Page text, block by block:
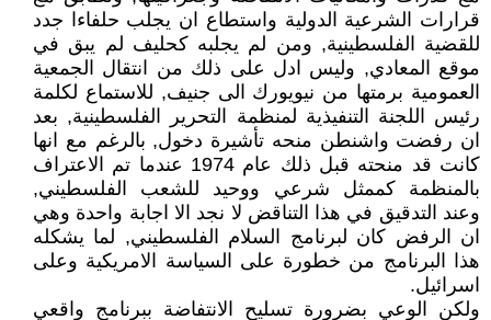
قرارات الشرعية الدولية واستطاع ان يجلب حلفاءا جدد
للقضية الفلسطينية, ومن لم يجلبه كحليف لم يبق في
موقع المعادي, وليس ادل على ذلك من انتقال الجمعية
العمومية برمتها من نيويورك الى جنيف, للاستماع لكلمة
رئيس اللجنة التنفيذية لمنظمة التحرير الفلسطينية, بعد
ان رفضت واشنطن منحه تأشيرة دخول, بالرغم مع انها
كانت قد منحته قبل ذلك عام 1974 عندما تم الاعتراف
بالمنظمة كممثل شرعي ووحيد للشعب الفلسطيني,
وعند التدقيق في هذا التناقض لا نجد الا اجابة واحدة وهي
ان الرفض كان لبرنامج السلام الفلسطيني, لما يشكله
هذا البرنامج من خطورة على السياسة الامريكية وعلى
اسرائيل.
ولكن الوعي بضرورة تسليح الانتفاضة ببرنامج واقعي